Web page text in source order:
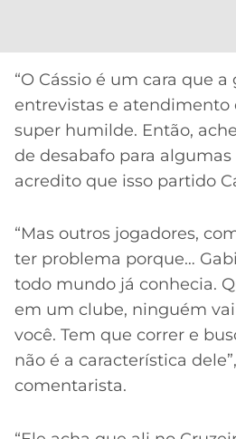
“O Cássio é um cara que
entrevistas e atendimento
super humilde. Então,
de desabafo para algumas
acredito que isso partido
“Mas outros jogadores,
ter problema porque…
todo mundo já conhecia.
em um clube, ninguém
você. Tem que correr e
não é a característica
comentarista.